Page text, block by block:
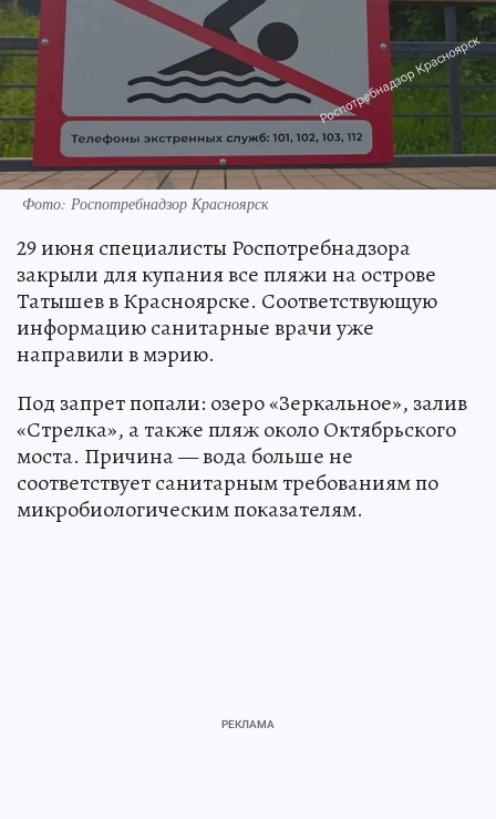
Фото: Роспотребнадзор Красноярск
29 июня специалисты Роспотребнадзора
закрыли для купания все пляжи на острове
Татышев в Красноярске. Соответствующую
информацию санитарные врачи уже
направили в мэрию.
Под запрет попали: озеро «Зеркальное», залив
«Стрелка», а также пляж около Октябрьского
моста. Причина — вода больше не
соответствует санитарным требованиям по
микробиологическим показателям.